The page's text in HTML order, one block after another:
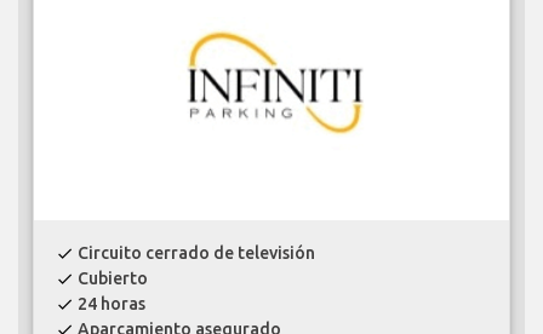
check Circuito cerrado de televisión
check Cubierto
check 24 horas
check Aparcamiento asegurado